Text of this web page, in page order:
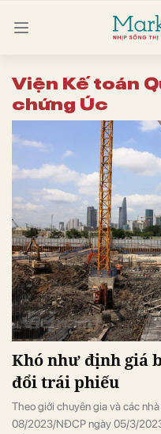
Viện Kế toán
chứng Úc
Khó như định giá
đổi trái phiếu
Theo giới chuyên gia và các
08/2023/NĐCP ngày 05/3/